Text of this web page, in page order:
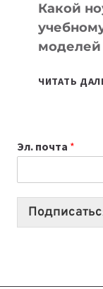
Какой
моделей
ЧИТАТЬ
Эл. почта *